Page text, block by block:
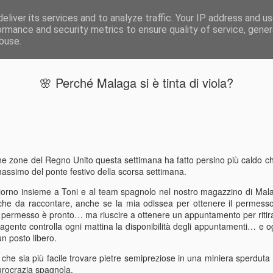
🌸 Perché Malaga si è tinta di viola?
zone del Regno Unito questa settimana ha fatto persino più caldo
del ponte festivo della scorsa settimana.
insieme a Toni e al team spagnolo nel nostro magazzino di
da raccontare, anche se la mia odissea per ottenere il
è pronto… ma riuscire a ottenere un appuntamento per
controlla ogni mattina la disponibilità degli appuntamenti… e
posto libero.
sia più facile trovare pietre semipreziose in una miniera
spagnola.
its services and to analyze traffic. Your IP address and
and security metrics to ensure quality of service,
Shanghai e Bratislava. La
Slovacchia, dove vi ho
barca in Spagna: sono
precedente blog, potete
Dopo essermi ripreso,
con il nostro team in